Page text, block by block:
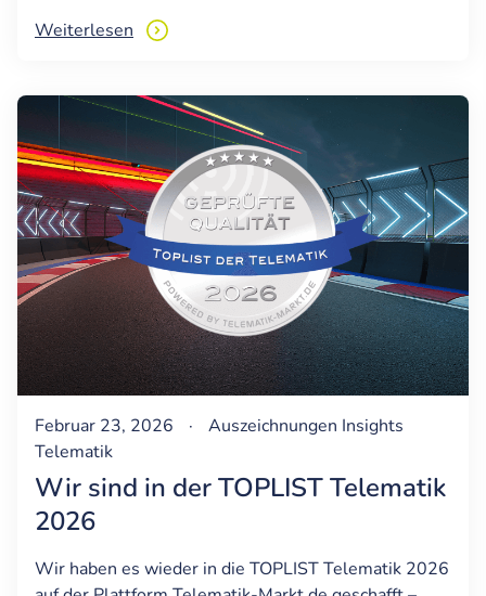
Weiterlesen
Februar 23, 2026 · Auszeichnungen Insights
Telematik
Wir sind in der TOPLIST Telematik
2026
Wir haben es wieder in die TOPLIST Telematik 2026